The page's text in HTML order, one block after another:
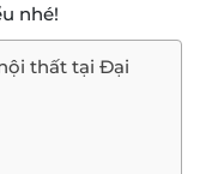
nhé!
thất tại Đại